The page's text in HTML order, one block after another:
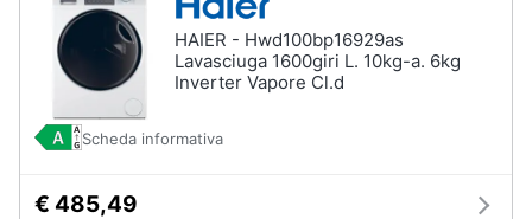
HAIER - Hwd100bp16929as
Lavasciuga 1600giri L. 10kg-a. 6kg
Inverter Vapore Cl.d
Scheda informativa
€ 485,49